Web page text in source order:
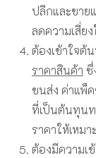
ปลีกและขาย
ลดความเสี่ย
ต้องเข้าใจต้
ราคาสินค้า ซึ่
ขนส่ง ค่าแพ็
ที่เป็นต้นทุนท
ราคาให้เหม
ต้องมีความเ